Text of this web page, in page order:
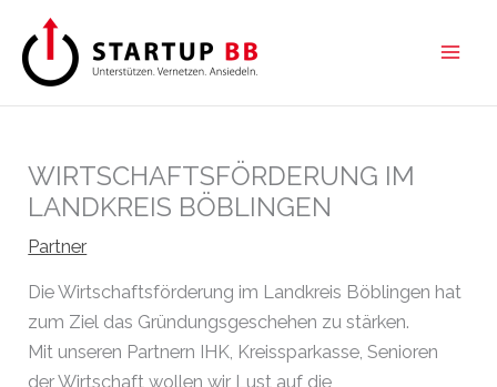
Inhalt
springen
WIRTSCHAFTSFÖRDERUNG IM
LANDKREIS BÖBLINGEN
Partner
Die Wirtschaftsförderung im Landkreis Böblingen hat
zum Ziel das Gründungsgeschehen zu stärken.
Mit unseren Partnern IHK, Kreissparkasse, Senioren
der Wirtschaft wollen wir Lust auf die